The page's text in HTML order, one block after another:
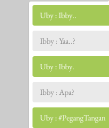
Uby : Ibby..
Ibby : Yaa..?
Uby : Ibby.
Ibby : Apa?
Uby : #PegangTangan